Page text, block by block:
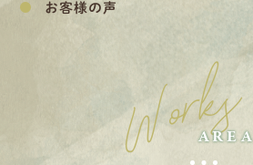
お客様の声
Works
AREA